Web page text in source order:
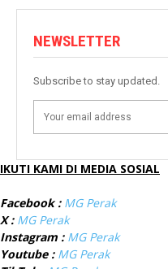
NEWSLETTER
Subscribe to stay updated.
IKUTI KAMI DI MEDIA SOSIAL
Facebook : MG Perak
X : MG Perak
Instagram : MG Perak
Youtube : MG Perak